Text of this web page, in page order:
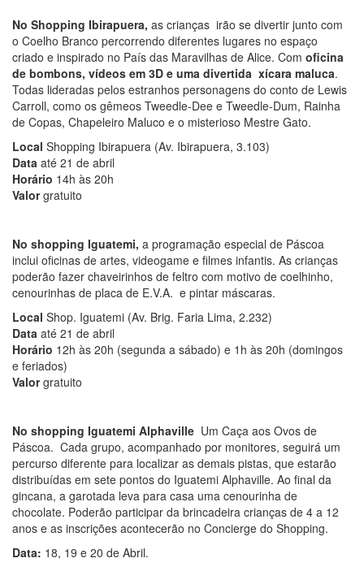
No Shopping Ibirapuera, as crianças irão se divertir junto com
o Coelho Branco percorrendo diferentes lugares no espaço
criado e inspirado no País das Maravilhas de Alice. Com oficina
de bombons, vídeos em 3D e uma divertida xícara maluca.
Todas lideradas pelos estranhos personagens do conto de Lewis
Carroll, como os gêmeos Tweedle-Dee e Tweedle-Dum, Rainha
de Copas, Chapeleiro Maluco e o misterioso Mestre Gato.
Local Shopping Ibirapuera (Av. Ibirapuera, 3.103)
Data até 21 de abril
Horário 14h às 20h
Valorgratuito
No shopping Iguatemi, a programação especial de Páscoa
inclui oficinas de artes, videogame e filmes infantis. As crianças
poderão fazer chaveirinhos de feltro com motivo de coelhinho,
cenourinhas de placa de E.V.A. e pintar máscaras.
Local Shop. Iguatemi (Av. Brig. Faria Lima, 2.232)
Data até 21 de abril
Horário 12h às 20h (segunda a sábado) e 1h às 20h (domingos
e feriados)
Valorgratuito
No shopping Iguatemi Alphaville Um Caça aos Ovos de
Páscoa. Cada grupo, acompanhado por monitores, seguirá um
percurso diferente para localizar as demais pistas, que estarão
distribuídas em sete pontos do Iguatemi Alphaville. Ao final da
gincana, a garotada leva para casa uma cenourinha de
chocolate. Poderão participar da brincadeira crianças de 4 a 12
anos e as inscrições acontecerão no Concierge do Shopping.
Data: 18, 19 e 20 de Abril.